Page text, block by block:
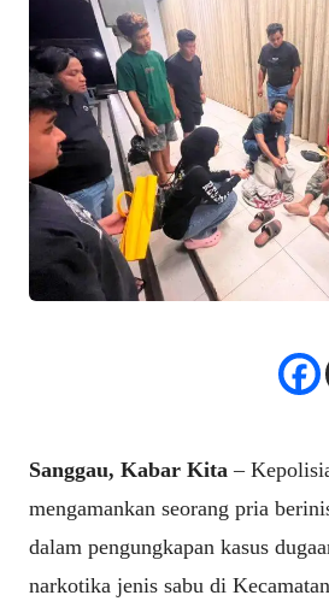
Sanggau, Kabar Kita –
mengamankan seorang pria
dalam pengungkapan kasus
narkotika jenis sabu di